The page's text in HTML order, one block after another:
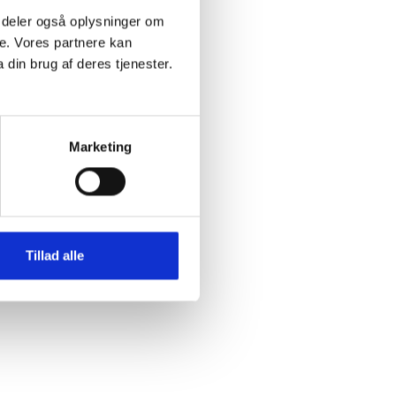
også oplysninger om
Vores partnere kan
din brug af deres tjenester.
Marketing
Tillad alle